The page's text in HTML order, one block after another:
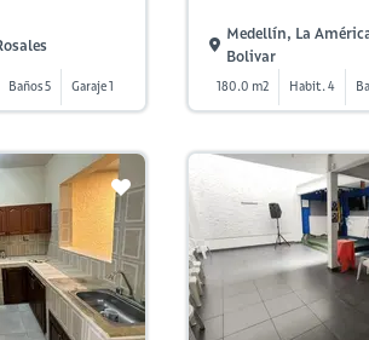
Baños 5 Garaje 1
Medellín, La
Bolivar
180.0 m2 Habit. 4